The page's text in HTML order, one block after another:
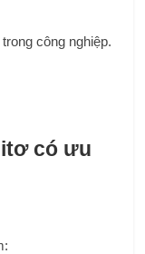
công nghiệp.
có ưu